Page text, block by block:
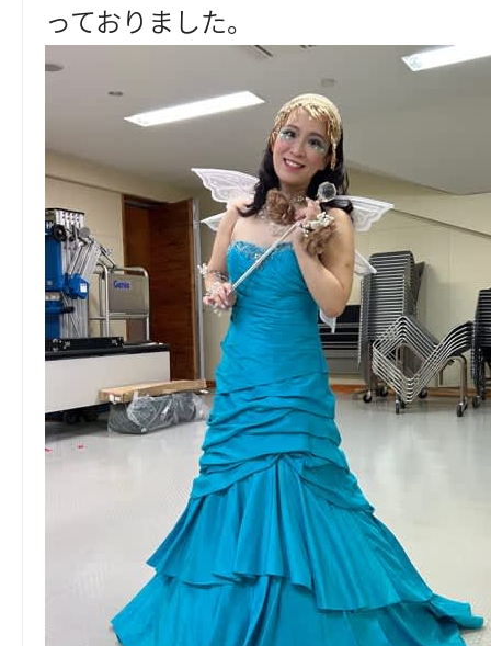
っておりました。